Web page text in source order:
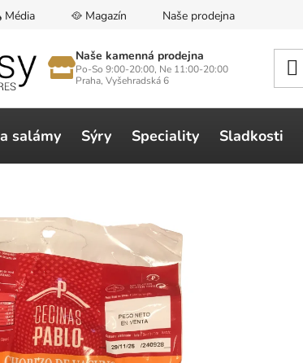
🥘 Magazín Naše prodejna
Naše kamenná prodejna
Po-So 9:00-20:00, Ne 11:00-20:00
Praha, Vyšehradská 6
salámy Sýry Speciality Sladkosti